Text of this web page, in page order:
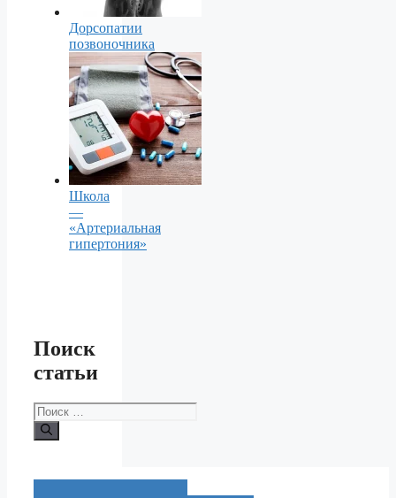
Дорсопатии
позвоночника
Школа
—
«Артериальная
гипертония»
Поиск
статьи
Поиск: